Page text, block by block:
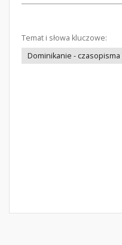
Temat i słowa kluczowe:
Dominikanie - czasopisma